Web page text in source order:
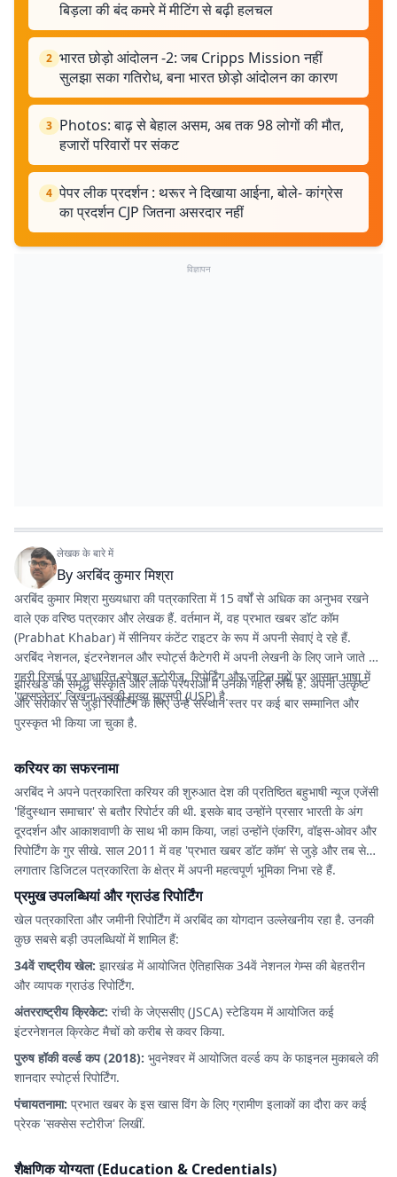
बिड़ला की बंद कमरे में मीटिंग से बढ़ी हलचल
2 भारत छोड़ो आंदोलन -2: जब Cripps Mission नहीं
सुलझा सका गतिरोध, बना भारत छोड़ो आंदोलन का कारण
3 Photos: बाढ़ से बेहाल असम, अब तक 98 लोगों की मौत,
हजारों परिवारों पर संकट
4 पेपर लीक प्रदर्शन : थरूर ने दिखाया आईना, बोले- कांग्रेस
का प्रदर्शन CJP जितना असरदार नहीं
विज्ञापन
लेखक के बारे में
Byअरबिंद कुमार मिश्रा
अरबिंद कुमार मिश्रा मुख्यधारा की पत्रकारिता में 15 वर्षों से अधिक का अनुभव रखने
वाले एक वरिष्ठ पत्रकार और लेखक हैं. वर्तमान में, वह प्रभात खबर डॉट कॉम
(Prabhat Khabar) में सीनियर कंटेंट राइटर के रूप में अपनी सेवाएं दे रहे हैं.
अरबिंद नेशनल, इंटरनेशनल और स्पोर्ट्स कैटेगरी में अपनी लेखनी के लिए जाने जाते हैं.
गहरी रिसर्च पर आधारित स्पेशल स्टोरीज, रिपोर्टिंग और जटिल मुद्दों पर आसान भाषा में
'एक्सप्लेनर' लिखना उनकी मुख्य यूएसपी (USP) है.
झारखंड की समृद्ध संस्कृति और लोक परंपराओं में उनकी गहरी रुचि है. अपनी उत्कृष्ट
और सरोकार से जुड़ी रिपोर्टिंग के लिए उन्हें संस्थान स्तर पर कई बार सम्मानित और
पुरस्कृत भी किया जा चुका है.
करियर का सफरनामा
अरबिंद ने अपने पत्रकारिता करियर की शुरुआत देश की प्रतिष्ठित बहुभाषी न्यूज एजेंसी
'हिंदुस्थान समाचार' से बतौर रिपोर्टर की थी. इसके बाद उन्होंने प्रसार भारती के अंग
दूरदर्शन और आकाशवाणी के साथ भी काम किया, जहां उन्होंने एंकरिंग, वॉइस-ओवर और
रिपोर्टिंग के गुर सीखे. साल 2011 में वह 'प्रभात खबर डॉट कॉम' से जुड़े और तब से
लगातार डिजिटल पत्रकारिता के क्षेत्र में अपनी महत्वपूर्ण भूमिका निभा रहे हैं.
प्रमुख उपलब्धियां और ग्राउंड रिपोर्टिंग
खेल पत्रकारिता और जमीनी रिपोर्टिंग में अरबिंद का योगदान उल्लेखनीय रहा है. उनकी
कुछ सबसे बड़ी उपलब्धियों में शामिल हैं:
34वें राष्ट्रीय खेल: झारखंड में आयोजित ऐतिहासिक 34वें नेशनल गेम्स की बेहतरीन
और व्यापक ग्राउंड रिपोर्टिंग.
अंतरराष्ट्रीय क्रिकेट: रांची के जेएससीए (JSCA) स्टेडियम में आयोजित कई
इंटरनेशनल क्रिकेट मैचों को करीब से कवर किया.
पुरुष हॉकी वर्ल्ड कप (2018): भुवनेश्वर में आयोजित वर्ल्ड कप के फाइनल मुकाबले की
शानदार स्पोर्ट्स रिपोर्टिंग.
पंचायतनामा: प्रभात खबर के इस खास विंग के लिए ग्रामीण इलाकों का दौरा कर कई
प्रेरक 'सक्सेस स्टोरीज' लिखीं.
शैक्षणिक योग्यता (Education & Credentials)